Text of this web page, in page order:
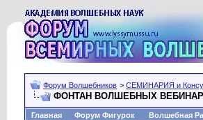
Форум Волшебников > СЕМИНАРИЯ и
ФОНТАН ВОЛШЕБНЫХ
Главная Форум Фигурок Волшебная